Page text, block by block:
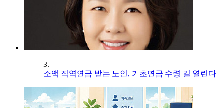
3.
소액 직역연금 받는 노인, 기초연금 수령 길 열린다